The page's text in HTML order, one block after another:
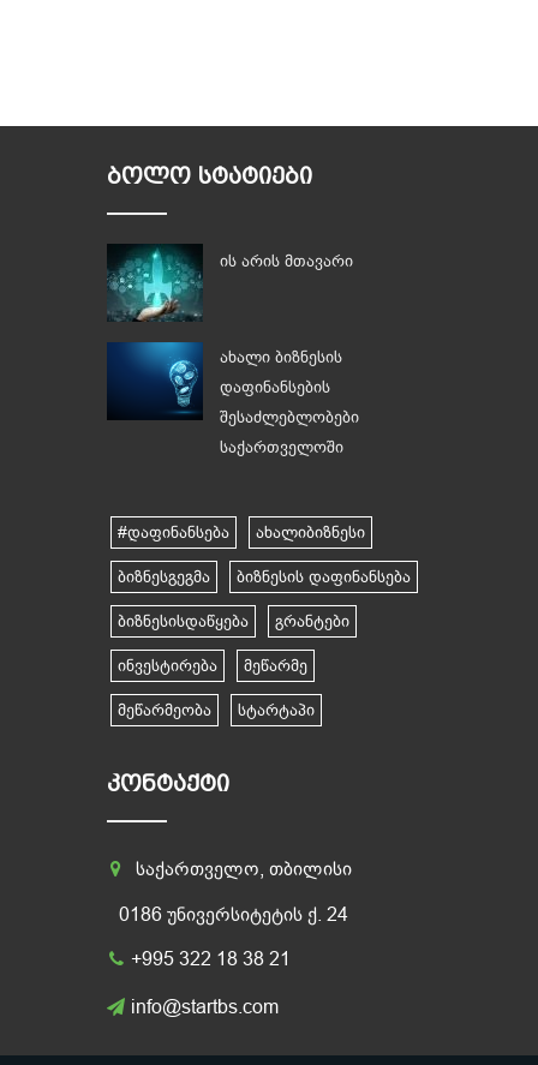
ᲑᲝᲚᲝ ᲡᲢᲐᲢᲘᲔᲑᲘ
ის არის მთავარი
ახალი ბიზნესის
დაფინანსების
შესაძლებლობები
საქართველოში
#დაფინანსება ახალიბიზნესი
ბიზნესგეგმა ბიზნესის დაფინანსება
ბიზნესისდაწყება გრანტები
ინვესტირება მეწარმე
მეწარმეობა სტარტაპი
ᲙᲝᲜᲢᲐᲥᲢᲘ
საქართველო, თბილისი
0186 უნივერსიტეტის ქ. 24
+995 322 18 38 21
info@startbs.com